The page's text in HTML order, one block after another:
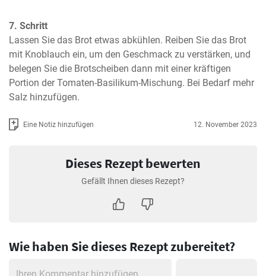
7. Schritt
Lassen Sie das Brot etwas abkühlen. Reiben Sie das Brot
mit Knoblauch ein, um den Geschmack zu verstärken, und
belegen Sie die Brotscheiben dann mit einer kräftigen
Portion der Tomaten-Basilikum-Mischung. Bei Bedarf mehr
Salz hinzufügen.
Eine Notiz hinzufügen 12. November 2023
Dieses Rezept bewerten
Gefällt Ihnen dieses Rezept?
Wie haben Sie dieses Rezept zubereitet?